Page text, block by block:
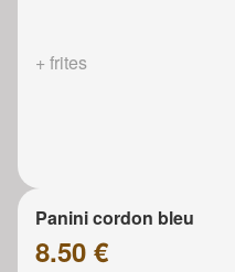
+ frites
Panini cordon bleu
8.50 €